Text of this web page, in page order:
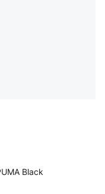
Black